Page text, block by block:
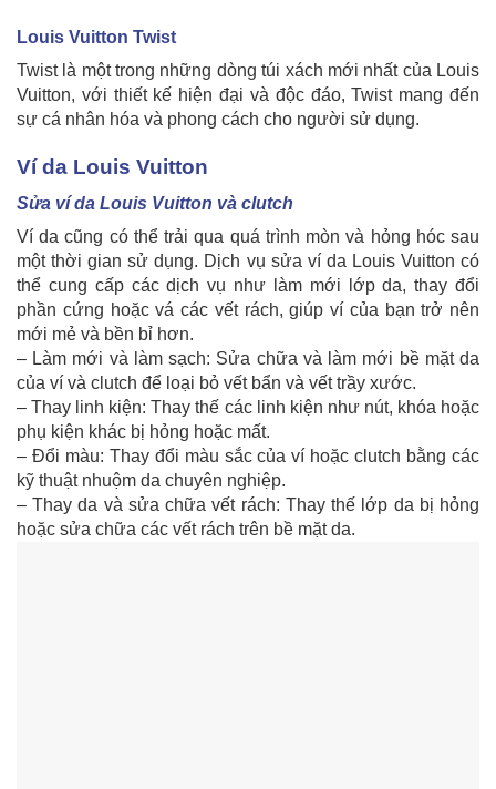
Louis Vuitton Twist
Twist là một trong những dòng túi xách mới nhất của Louis
Vuitton, với thiết kế hiện đại và độc đáo, Twist mang đến
sự cá nhân hóa và phong cách cho người sử dụng.
Ví da Louis Vuitton
Sửa ví da Louis Vuitton và clutch
Ví da cũng có thể trải qua quá trình mòn và hỏng hóc sau
một thời gian sử dụng. Dịch vụ sửa ví da Louis Vuitton có
thể cung cấp các dịch vụ như làm mới lớp da, thay đổi
phần cứng hoặc vá các vết rách, giúp ví của bạn trở nên
mới mẻ và bền bỉ hơn.
– Làm mới và làm sạch: Sửa chữa và làm mới bề mặt da
của ví và clutch để loại bỏ vết bẩn và vết trầy xước.
– Thay linh kiện: Thay thế các linh kiện như nút, khóa hoặc
phụ kiện khác bị hỏng hoặc mất.
– Đổi màu: Thay đổi màu sắc của ví hoặc clutch bằng các
kỹ thuật nhuộm da chuyên nghiệp.
– Thay da và sửa chữa vết rách: Thay thế lớp da bị hỏng
hoặc sửa chữa các vết rách trên bề mặt da.